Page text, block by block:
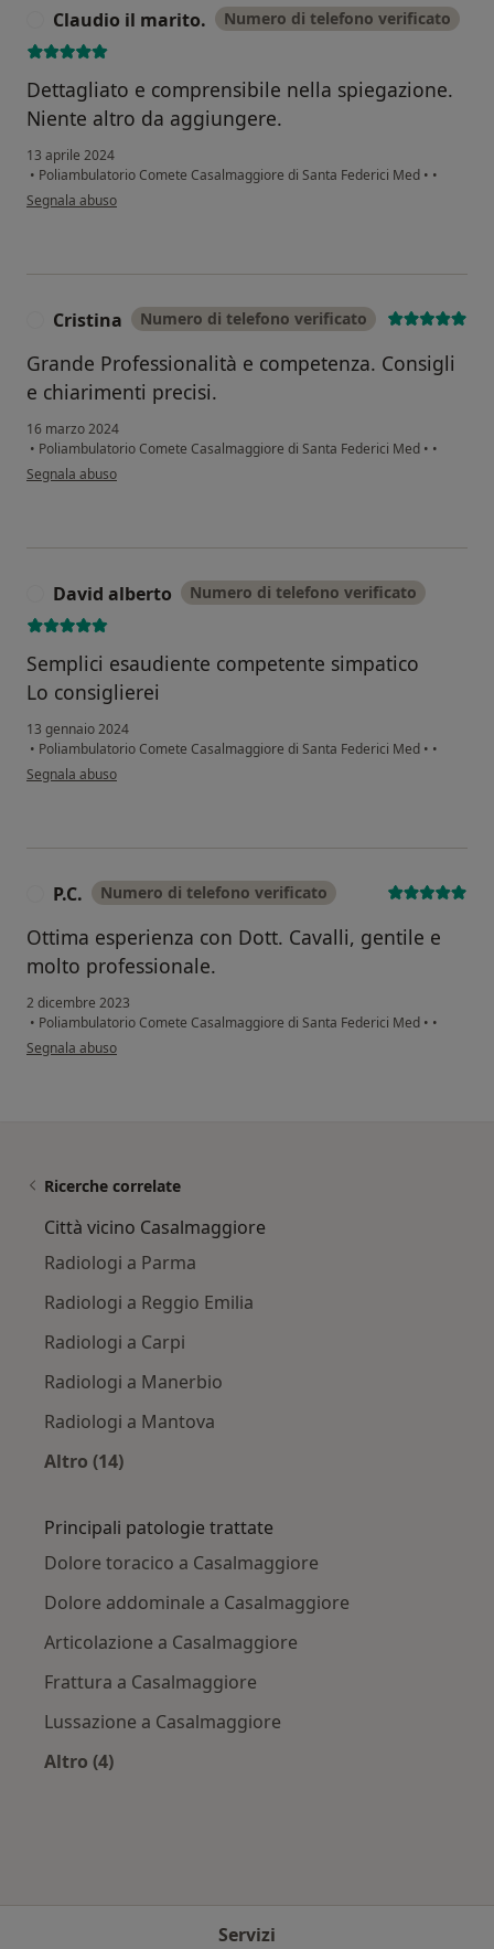
Claudio il marito. Numero di telefono verificato
Dettagliato e comprensibile nella spiegazione.
Niente altro da aggiungere.
13 aprile 2024
• Poliambulatorio Comete Casalmaggiore di Santa Federici Med • •
secondo l'opinione dell'utente Claudio il marito.
Segnala abuso
Cristina Numero di telefono verificato
Grande Professionalità e competenza. Consigli
e chiarimenti precisi.
16 marzo 2024
• Poliambulatorio Comete Casalmaggiore di Santa Federici Med • •
secondo l'opinione dell'utente Cristina
Segnala abuso
David alberto Numero di telefono verificato
Semplici esaudiente competente simpatico
Lo consiglierei
13 gennaio 2024
• Poliambulatorio Comete Casalmaggiore di Santa Federici Med • •
secondo l'opinione dell'utente David alberto
Segnala abuso
P.C. Numero di telefono verificato
Ottima esperienza con Dott. Cavalli, gentile e
molto professionale.
2 dicembre 2023
• Poliambulatorio Comete Casalmaggiore di Santa Federici Med • •
secondo l'opinione dell'utente P.C.
Segnala abuso
Ricerche correlate
Città vicino Casalmaggiore
Radiologi a Parma
Radiologi a Reggio Emilia
Radiologi a Carpi
Radiologi a Manerbio
Radiologi a Mantova
Altro (14)
Principali patologie trattate
Dolore toracico a Casalmaggiore
Dolore addominale a Casalmaggiore
Articolazione a Casalmaggiore
Frattura a Casalmaggiore
Lussazione a Casalmaggiore
Altro (4)
Servizi